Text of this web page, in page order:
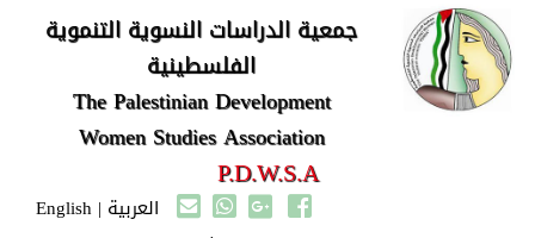
جمعية الدراسات النسوية التنموية
الفلسطينية
The Palestinian Development
Women Studies Association
P.D.W.S.A
العربية |
English